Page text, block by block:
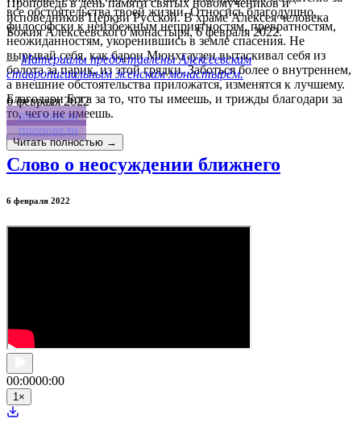
все обстоятельства твоей жизни. Относись благодушно,
философски к неизбежным неприятностям, превратностям,
неожиданностям, укоренившись в земле спасения. Не
вырывай себя, как барон Мюнхгаузен вытаскивал себя из
болота за парик, из этой грядки. Заботься более о внутреннем,
а внешние обстоятельства приложатся, изменятся к лучшему.
Благодари Бога за то, что ты имеешь, и трижды благодари за
то, чего не имеешь.
Читать полностью →
Проповедь в день памяти святых новомучеников и
исповедников Церкви Русской. В храме Алексея человека
Божия Алексеевского монастыря, 6 февраля 2022.
—Материалы предоставлены Алексеевским
ставропигиальным женским монастырём.
6 февраля 2022
проповеди
проповеди
Слово о неосуждении ближнего
6 февраля 2022
00:0000:00
1 ×